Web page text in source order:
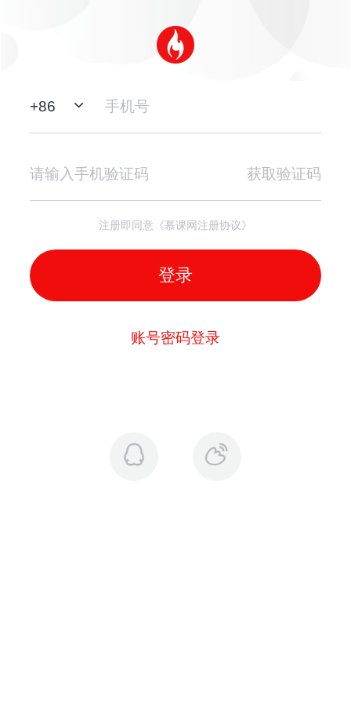
+86
获取验证码
注册即同意《慕课网注册协议》
登录
账号密码登录